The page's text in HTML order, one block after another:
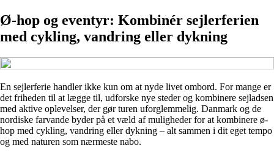
Ø-hop og eventyr: Kombinér sejlerferien
med cykling, vandring eller dykning
En sejlerferie handler ikke kun om at nyde livet ombord. For mange er
det friheden til at lægge til, udforske nye steder og kombinere sejladsen
med aktive oplevelser, der gør turen uforglemmelig. Danmark og de
nordiske farvande byder på et væld af muligheder for at kombinere ø-
hop med cykling, vandring eller dykning – alt sammen i dit eget tempo
og med naturen som nærmeste nabo.